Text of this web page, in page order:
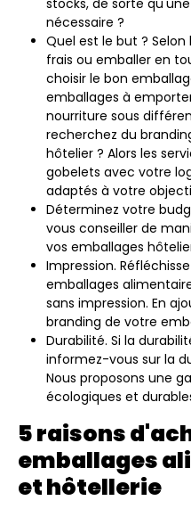
stocks, de sorte
nécessaire ?
Quel est le but ?
frais ou emballer en
choisir le bon
emballages à
nourriture sous
recherchez du
hôtelier ? Alors les
gobelets avec votre
adaptés à votre
Déterminez votre
vous conseiller de
vos emballages
Impression.
emballages
sans impression. En
branding de votre
Durabilité. Si la
informez-vous sur la
Nous proposons une
écologiques et
5 raisons
emballages
et hôtellerie